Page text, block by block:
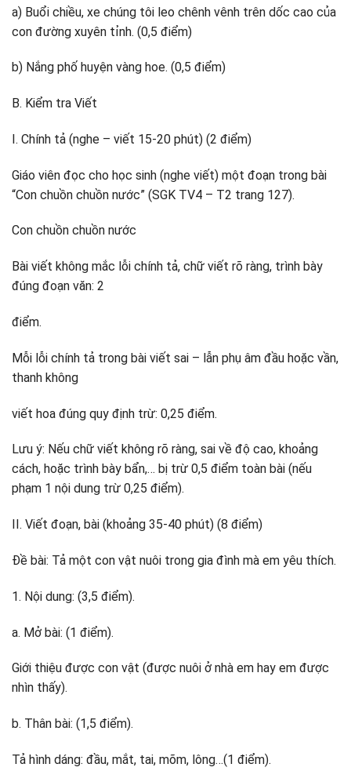
a) Buổi chiều, xe chúng tôi leo chênh vênh trên dốc cao của
con đường xuyên tỉnh. (0,5 điểm)
b) Nắng phố huyện vàng hoe. (0,5 điểm)
B. Kiểm tra Viết
I. Chính tả (nghe – viết 15-20 phút) (2 điểm)
Giáo viên đọc cho học sinh (nghe viết) một đoạn trong bài
“Con chuồn chuồn nước” (SGK TV4 – T2 trang 127).
Con chuồn chuồn nước
Bài viết không mắc lỗi chính tả, chữ viết rõ ràng, trình bày
đúng đoạn văn: 2
điểm.
Mỗi lỗi chính tả trong bài viết sai – lẫn phụ âm đầu hoặc vần,
thanh không
viết hoa đúng quy định trừ: 0,25 điểm.
Lưu ý: Nếu chữ viết không rõ ràng, sai về độ cao, khoảng
cách, hoặc trình bày bẩn,… bị trừ 0,5 điểm toàn bài (nếu
phạm 1 nội dung trừ 0,25 điểm).
II. Viết đoạn, bài (khoảng 35-40 phút) (8 điểm)
Đề bài: Tả một con vật nuôi trong gia đình mà em yêu thích.
1. Nội dung: (3,5 điểm).
a. Mở bài: (1 điểm).
Giới thiệu được con vật (được nuôi ở nhà em hay em được
nhìn thấy).
b. Thân bài: (1,5 điểm).
Tả hình dáng: đầu, mắt, tai, mõm, lông…(1 điểm).